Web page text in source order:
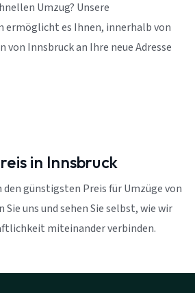
Umzug? Unsere
ermöglicht es Ihnen, innerhalb von
von Innsbruck an Ihre neue Adresse
in Innsbruck
günstigsten Preis für Umzüge von
Sie uns und sehen Sie selbst, wie wir
miteinander verbinden.